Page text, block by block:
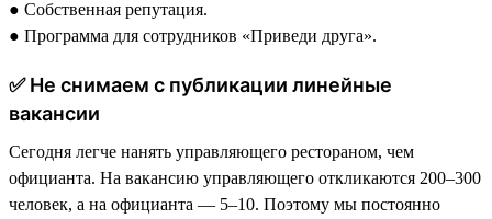
● Собственная репутация.
● Программа для сотрудников «Приведи друга».
✅ Не снимаем с публикации линейные
вакансии
Сегодня легче нанять управляющего рестораном, чем
официанта. На вакансию управляющего откликаются 200–300
человек, а на официанта — 5–10. Поэтому мы постоянно